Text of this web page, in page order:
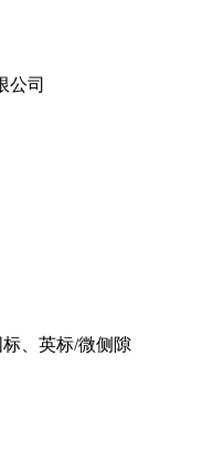
公司
、英标/微侧隙